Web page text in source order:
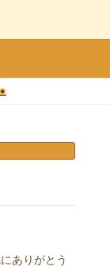
ありがとう